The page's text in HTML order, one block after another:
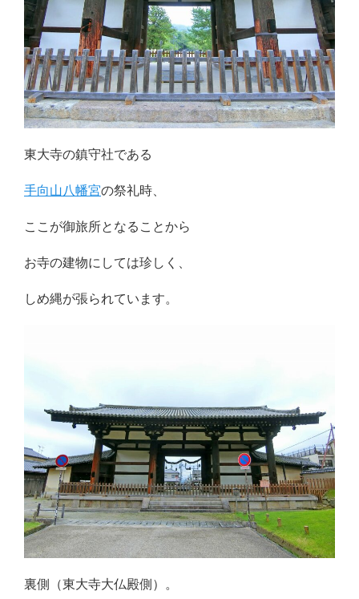
東大寺の鎮守社である
手向山八幡宮の祭礼時、
ここが御旅所となることから
お寺の建物にしては珍しく、
しめ縄が張られています。
裏側（東大寺大仏殿側）。